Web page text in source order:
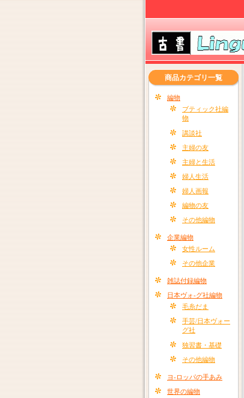
商品カテゴリ一覧
編物
ブティック社編
物
講談社
主婦の友
主婦と生活
婦人生活
婦人画報
編物の友
その他編物
企業編物
女性ルーム
その他企業
雑誌付録編物
日本ヴォ-グ社編物
毛糸だま
手芸/日本ヴォー
グ社
独習書・基礎
その他編物
ヨ-ロッパの手あみ
世界の編物